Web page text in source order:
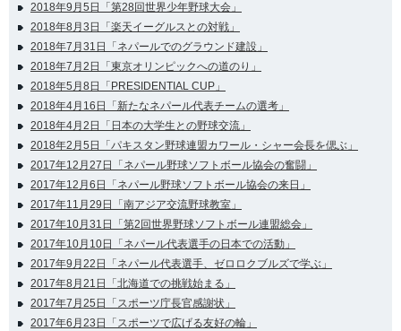
2018年9月5日「第28回世界少年野球大会」
2018年8月3日「楽天イーグルスとの対戦」
2018年7月31日「ネパールでのグラウンド建設」
2018年7月2日「東京オリンピックへの道のり」
2018年5月8日「PRESIDENTIAL CUP」
2018年4月16日「新たなネパール代表チームの選考」
2018年4月2日「日本の大学生との野球交流」
2018年2月5日「パキスタン野球連盟カワール・シャー会長を偲ぶ」
2017年12月27日「ネパール野球ソフトボール協会の奮闘」
2017年12月6日「ネパール野球ソフトボール協会の来日」
2017年11月29日「南アジア交流野球教室」
2017年10月31日「第2回世界野球ソフトボール連盟総会」
2017年10月10日「ネパール代表選手の日本での活動」
2017年9月22日「ネパール代表選手、ゼロロクブルズで学ぶ」
2017年8月21日「北海道での挑戦始まる」
2017年7月25日「スポーツ庁長官感謝状」
2017年6月23日「スポーツで広げる友好の輪」